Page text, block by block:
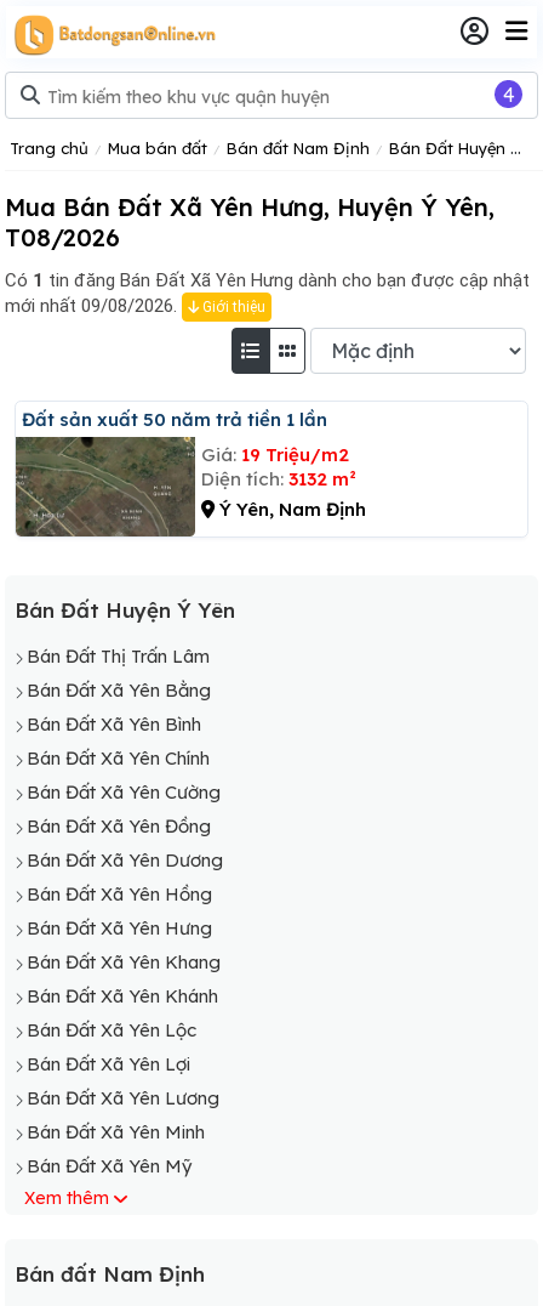
Trang chủ Mua bán đất Bán đất Nam Định Bán Đất Huyện Ý Yên
Mua Bán Đất Xã Yên Hưng, Huyện Ý Yên,
T08/2026
Có 1 tin đăng Bán Đất Xã Yên Hưng dành cho bạn được cập nhật
mới nhất 09/08/2026.
Giới thiệu
đất sản xuất 50 năm trả tiền 1 lần
Giá: 19 Triệu/m2
Diện tích: 3132 m²
Ý Yên, Nam Định
Bán Đất Huyện Ý Yên
Bán Đất Thị Trấn Lâm
Bán Đất Xã Yên Bằng
Bán Đất Xã Yên Bình
Bán Đất Xã Yên Chính
Bán Đất Xã Yên Cường
Bán Đất Xã Yên Đồng
Bán Đất Xã Yên Dương
Bán Đất Xã Yên Hồng
Bán Đất Xã Yên Hưng
Bán Đất Xã Yên Khang
Bán Đất Xã Yên Khánh
Bán Đất Xã Yên Lộc
Bán Đất Xã Yên Lợi
Bán Đất Xã Yên Lương
Bán Đất Xã Yên Minh
Bán Đất Xã Yên Mỹ
Bán Đất Xã Yên Nghĩa
Bán Đất Xã Yên Ninh
Xem thêm
Bán đất Nam Định
4